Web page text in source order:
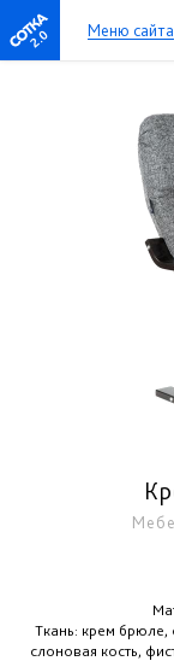
2.0 Меню сайта
Ткань: крем брюле,
слоновая кость,